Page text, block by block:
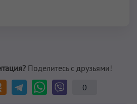
Поделитесь с друзьями!
0